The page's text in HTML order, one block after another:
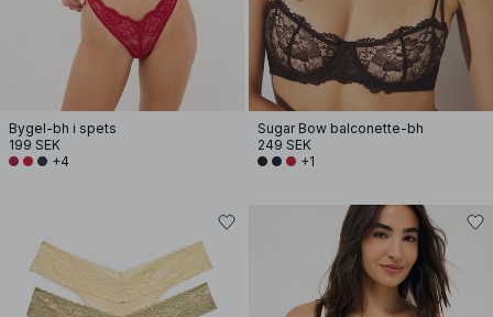
Bygel-bh i spets
199 SEK
+4
Sugar Bow balconette-bh
249 SEK
+1